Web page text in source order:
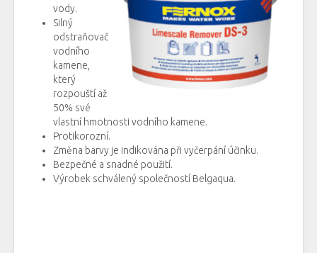
vody.
Silný
odstraňovač
vodního
kamene,
který
rozpouští až
50% své
vlastní hmotnosti vodního kamene.
Protikorozní.
Změna barvy je indikována při vyčerpání účinku.
Bezpečné a snadné použití.
Výrobek schválený společností Belgaqua.